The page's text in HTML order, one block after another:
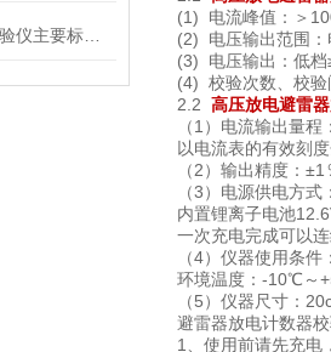
(1) 电流峰值：＞
(2) 电压输出范围
(3) 电压输出：低
(4) 校验次数、校验
2.2 高压放电避雷
（1）电流输出量
以电流表的有效刻
（2）输出精度：
（3）电源供电方式
内置锂离子电池
一次充电完成可以
（4）仪器使用条件
环境温度：-10℃
（5）仪器尺寸：
避雷器放电计数器
1、使用前请先充电